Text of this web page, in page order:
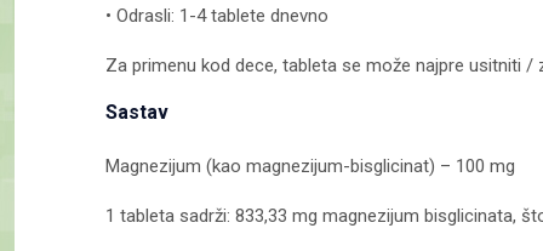
• Odrasli: 1-4 tablete dnevno
Za primenu kod dece, tableta se može najpre usitniti
Sastav
Magnezijum (kao magnezijum-bisglicinat) – 100 mg
1 tableta sadrži: 833,33 mg magnezijum bisglicinata,